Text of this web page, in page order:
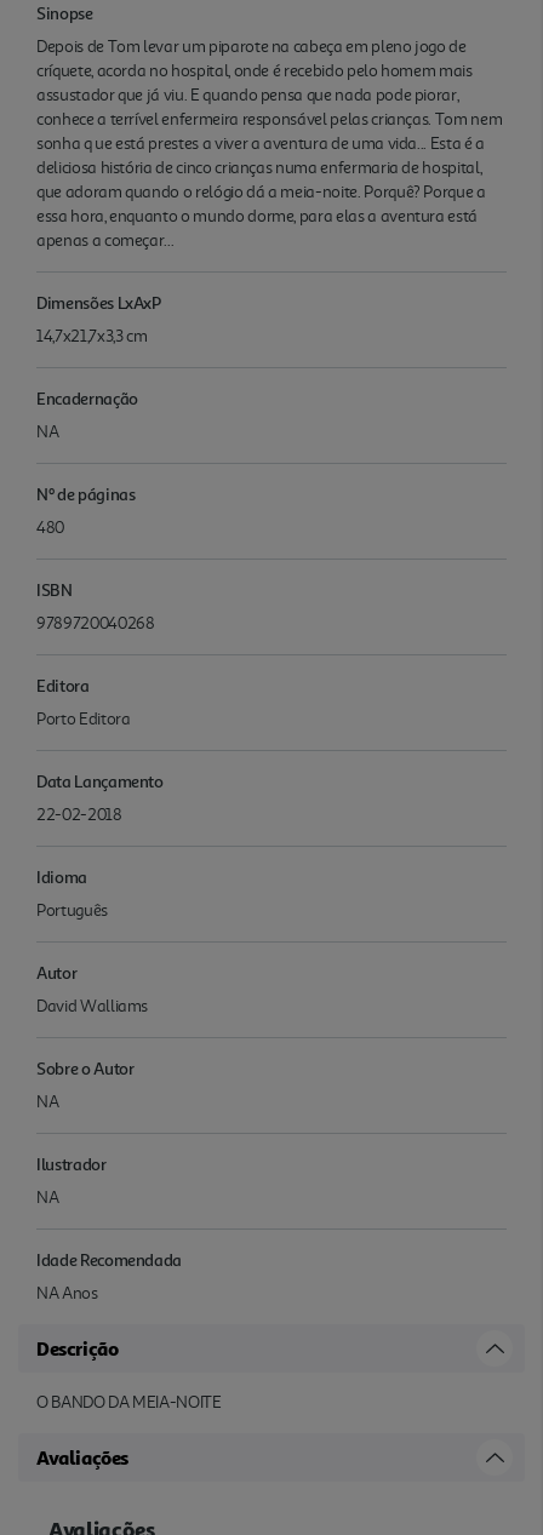
Sinopse
Depois de Tom levar um piparote na cabeça em pleno jogo de
críquete, acorda no hospital, onde é recebido pelo homem mais
assustador que já viu. E quando pensa que nada pode piorar,
conhece a terrível enfermeira responsável pelas crianças. Tom nem
sonha q ue está prestes a viver a aventura de uma vida... Esta é a
deliciosa história de cinco crianças numa enfermaria de hospital,
que adoram quando o relógio dá a meia-noite. Porquê? Porque a
essa hora, enquanto o mundo dorme, para elas a aventura está
apenas a começar...
Dimensões LxAxP
14,7x21,7x3,3 cm
Encadernação
NA
Nº de páginas
480
ISBN
9789720040268
Editora
Porto Editora
Data Lançamento
22-02-2018
Idioma
Português
Autor
David Walliams
Sobre o Autor
NA
Ilustrador
NA
Idade Recomendada
NA Anos
Descrição
O BANDO DA MEIA-NOITE
Avaliações